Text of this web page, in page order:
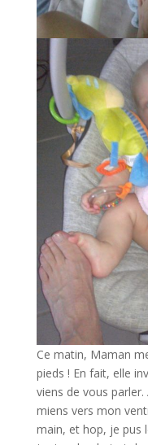
Ce matin, Maman
pieds ! En fait, elle
viens de vous
miens vers mon
main, et hop, je pus